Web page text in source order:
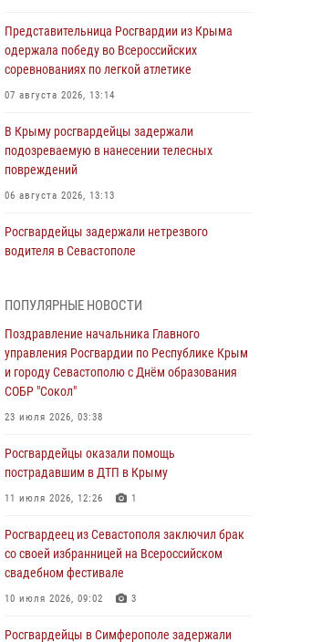
Представительница Росгвардии из Крыма
одержала победу во Всероссийских
соревнованиях по легкой атлетике
07 августа 2026, 13:14
В Крыму росгвардейцы задержали
подозреваемую в нанесении телесных
повреждений
06 августа 2026, 13:13
Росгвардейцы задержали нетрезвого
водителя в Севастополе
Росгвардейцы в Севастополе дважды
задержали крымчанина при попытке кражи
04 августа 2026, 12:52
В Симферополе сотрудники Росгвардии
задержали нетрезвого мужчину
Росгвардия в Крыму и Севастополе
задержала ряд правонарушителей
В Симферополе росгвардейцы задержали
гражданина, подозреваемого в совершении
серии краж
ПОПУЛЯРНЫЕ НОВОСТИ
Поздравление начальника Главного
управления Росгвардии по Республике Крым
и городу Севастополю с Днём образования
СОБР "Сокол"
23 июля 2026, 03:38
Росгвардейцы оказали помощь
пострадавшим в ДТП в Крыму
11 июля 2026, 12:26 1
Росгвардеец из Севастополя заключил брак
со своей избранницей на Всероссийском
свадебном фестивале
10 июля 2026, 09:02 3
Росгвардейцы в Симферополе задержали